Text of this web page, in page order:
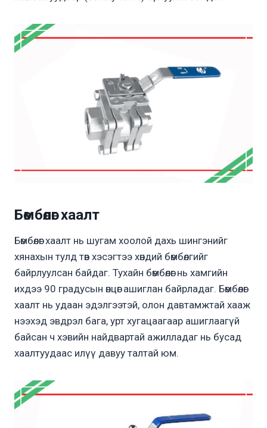
Бөмбөлөг хаалт
Бөмбөлөг хаалт нь шугам хоолой дахь шингэнийг
хянахын тулд төв хэсэгтээ хөндий бөмбөлгийг
байрлуулсан байдаг. Тухайн бөмбөлөг нь хамгийн
ихдээ 90 градусын өнцөг ашиглан байрладаг. Бөмбөлөг
хаалт нь удаан эдэлгээтэй, олон давтамжтай хааж
нээхэд эвдрэл бага, урт хугацаагаар ашиглаагүй
байсан ч хэвийн найдвартай ажилладаг нь бусад
хаалтуудаас илүү давуу талтай юм.